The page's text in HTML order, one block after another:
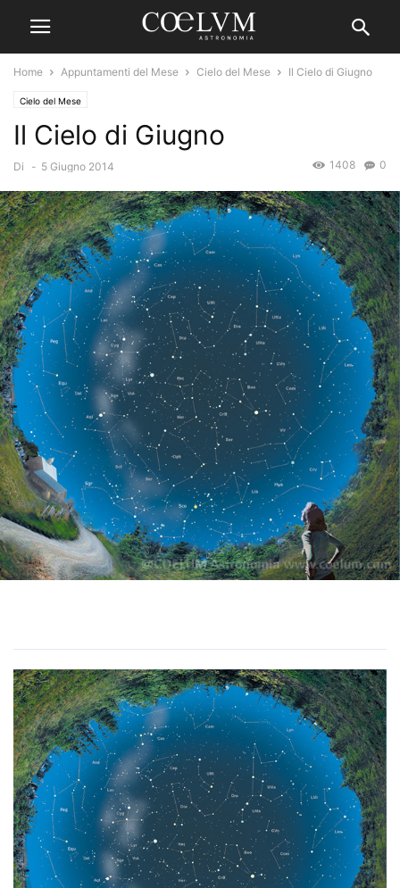
Home Appuntamenti del Mese Cielo del Mese Il Cielo di Giugno
Cielo del Mese
Il Cielo di Giugno
Di - 5 Giugno 2014 0
1408